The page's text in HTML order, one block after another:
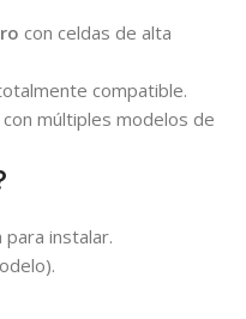
con celdas de alta
compatible.
con múltiples modelos de
para instalar.